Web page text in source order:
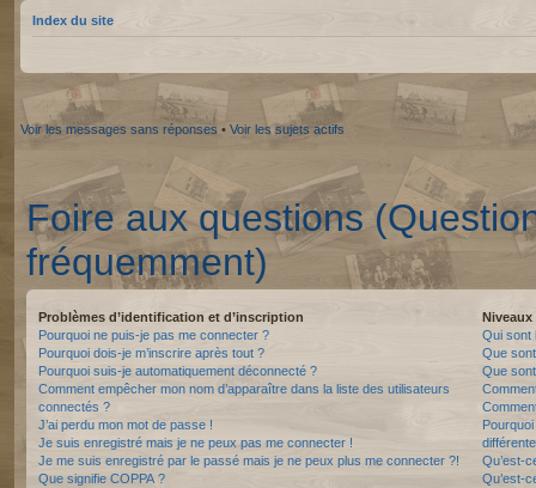
Index du site
Voir les messages sans réponses • Voir les sujets actifs
Foire aux questions
fréquemment)
Problèmes d’identification et d’inscription
Pourquoi ne puis-je pas me connecter ?
Pourquoi dois-je m’inscrire après tout ?
Pourquoi suis-je automatiquement déconnecté ?
Comment empêcher mon nom d’apparaître dans la liste des utilisateurs
connectés ?
J’ai perdu mon mot de passe !
Je suis enregistré mais je ne peux pas me connecter !
Je me suis enregistré par le passé mais je ne peux plus me connecter ?!
Que signifie COPPA ?
Niveaux
Qui sont
Que
Que
Qu’est-
Qu’est-